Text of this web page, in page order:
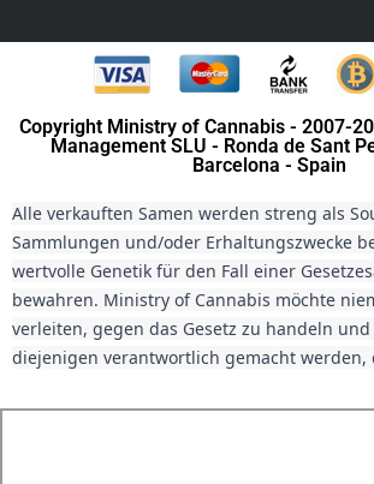
Copyright Ministry of Cannabis - 2007-
Management SLU - Ronda de Sant
Barcelona - Spain
Alle verkauften Samen werden streng als
Sammlungen und/oder Erhaltungszwecke
wertvolle Genetik für den Fall einer
bewahren. Ministry of Cannabis möchte
verleiten, gegen das Gesetz zu handeln
diejenigen verantwortlich gemacht werden,